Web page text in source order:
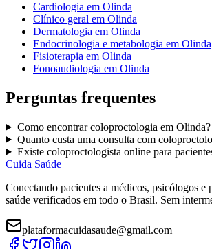
Cardiologia em Olinda
Clínico geral em Olinda
Dermatologia em Olinda
Endocrinologia e metabologia em Olinda
Fisioterapia em Olinda
Fonoaudiologia em Olinda
Perguntas frequentes
Como encontrarcoloproctologia em Olinda?
Quanto custa uma consulta com
Existe coloproctologista online para
Cuida Saúde
Conectando pacientes a médicos, psicólogos e
saúde verificados em todo o Brasil. Sem
plataformacuidasaude@gmail.com